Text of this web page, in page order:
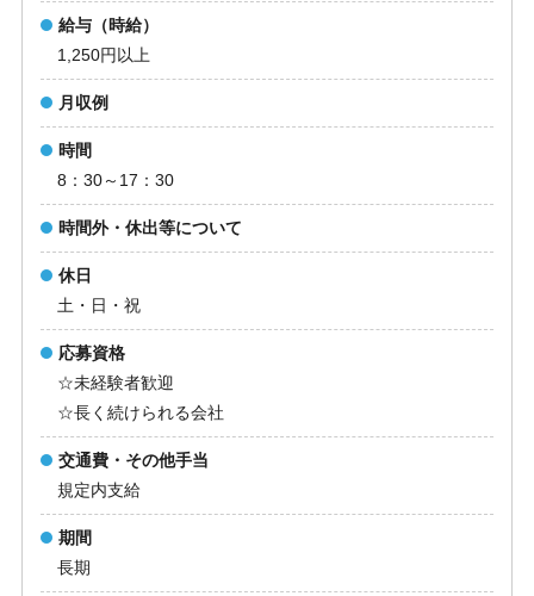
給与（時給）
1,250円以上
月収例
時間
8：30～17：30
時間外・休出等について
休日
土・日・祝
応募資格
☆未経験者歓迎
☆長く続けられる会社
交通費・その他手当
規定内支給
期間
長期